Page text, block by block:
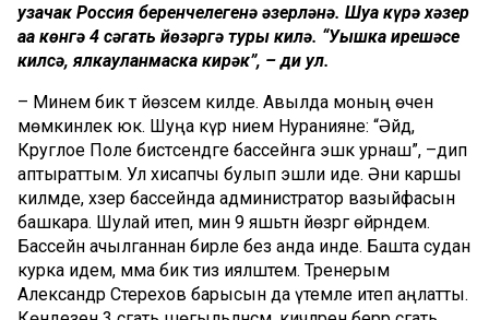
узачак Россия беренчелегенә әзерләнә. Шуңа күрә хәзер
аңа көнгә 4 сәгать йөзәргә туры килә. “Уңышка ирешәсең
килсә, ялкауланмаска кирәк”, – ди ул.
– Минем бик тә йөзәсем килде. Авылда моның өчен
мөмкинлек юк. Шуңа күрә әнием Нуранияне: “Әйдә,
Круглое Поле бистәсендәге бассейнга эшкә урнаш”, –дип
аптыраттым. Ул хисапчы булып эшли иде. Әни каршы
килмәде, хәзер бассейнда администратор вазыйфасын
башкара. Шулай итеп, мин 9 яшьтән йөзәргә өйрәндем.
Бассейн ачылганнан бирле без анда инде. Башта судан
курка идем, әмма бик тиз ияләштем. Тренерым
Александр Стерехов барысын да үтемле итеп аңлатты.